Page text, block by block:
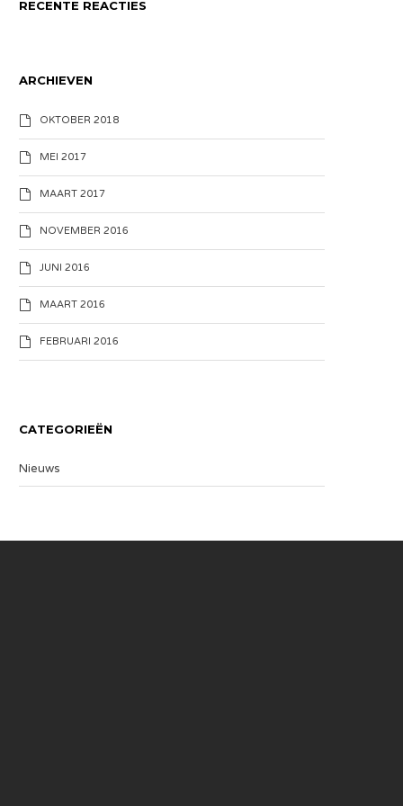
RECENTE REACTIES
ARCHIEVEN
OKTOBER 2018
MEI 2017
MAART 2017
NOVEMBER 2016
JUNI 2016
MAART 2016
FEBRUARI 2016
CATEGORIEËN
Nieuws